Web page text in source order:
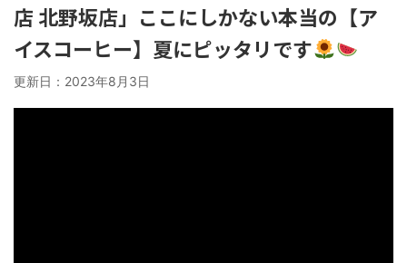
店 北野坂店」ここにしかない本当の【ア
イスコーヒー】夏にピッタリです
更新日： 2023年8月3日